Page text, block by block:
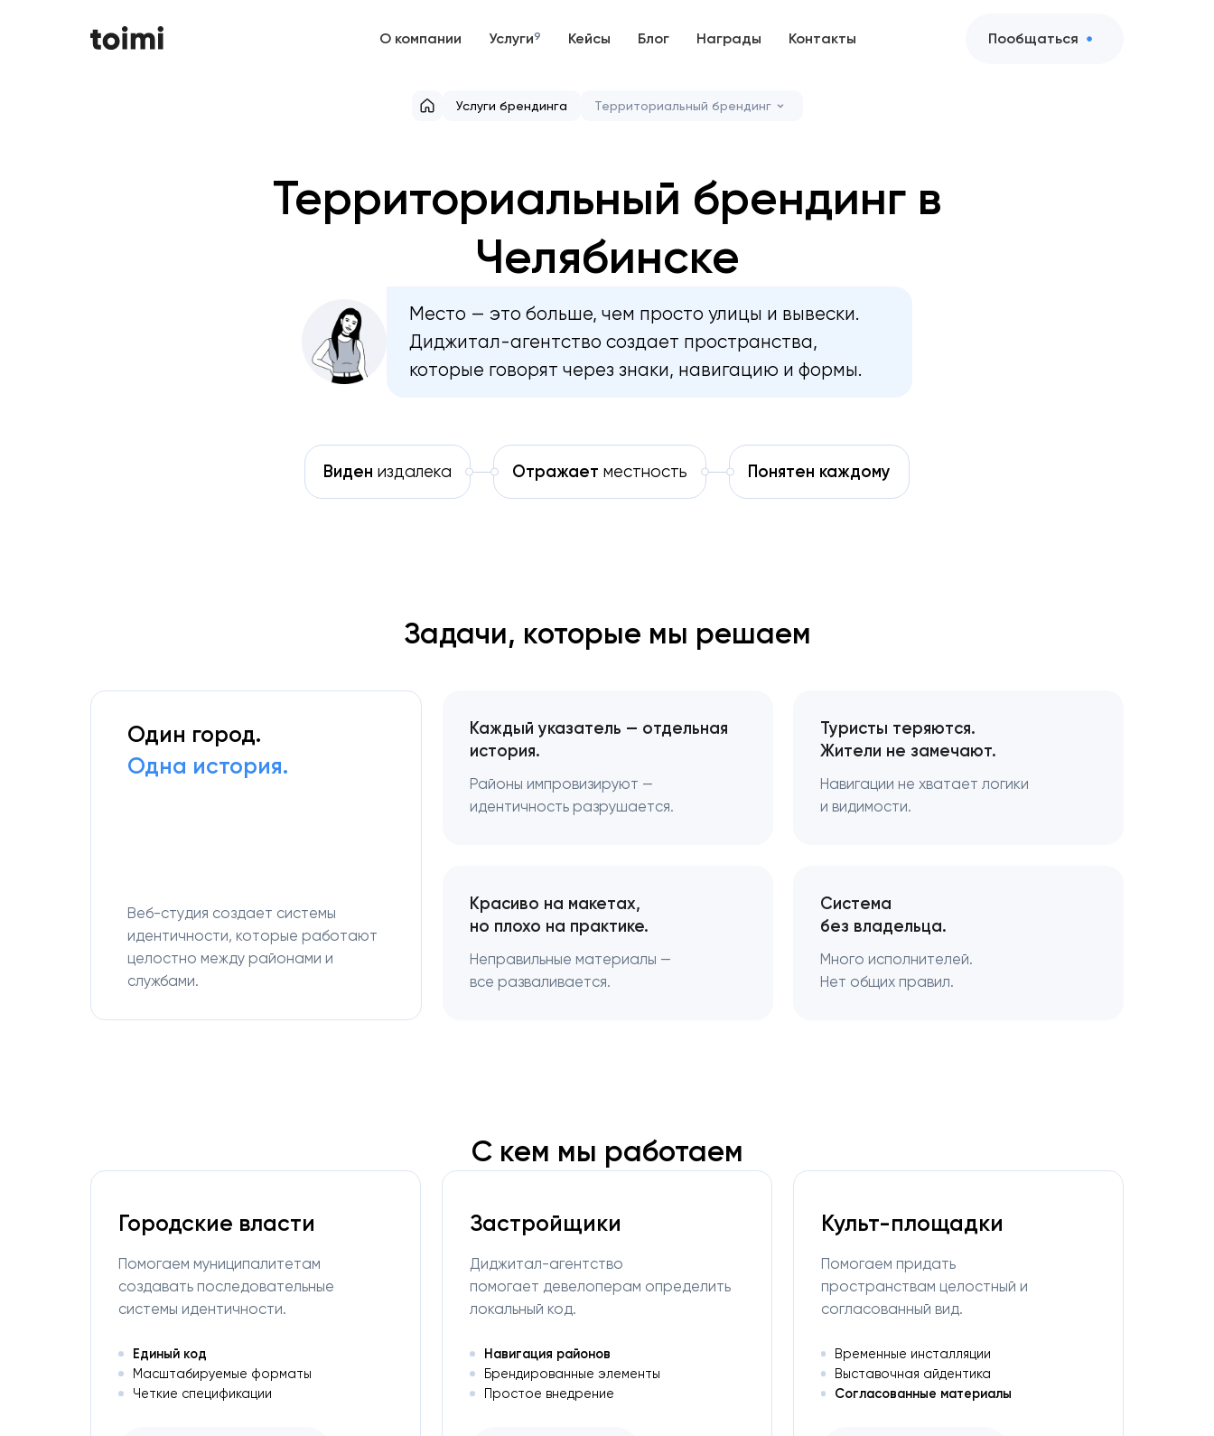
О компании Услуги9 Кейсы Блог Награды Контакты Пообщаться
Услуги брендинга Территориальный брендинг
Территориальный брендинг в
Челябинске
Место — это больше, чем просто улицы и вывески.
Диджитал-агентство создает пространства,
которые говорят через знаки, навигацию и формы.
Виден издалека Отражает местность Понятен каждому
Задачи, которые мы решаем
Один город.
Одна история.
Веб-студия создает системы
идентичности, которые работают
целостно между районами и
службами.
Каждый указатель — отдельная
история.
Районы импровизируют —
идентичность разрушается.
Туристы теряются.
Жители не замечают.
Навигации не хватает логики
и видимости.
Красиво на макетах,
но плохо на практике.
Неправильные материалы —
все разваливается.
Система
без владельца.
Много исполнителей.
Нет общих правил.
С кем мы работаем
Городские власти
Помогаем муниципалитетам
создавать последовательные
системы идентичности.
Единый код
Масштабируемые форматы
Четкие спецификации
Застройщики
Диджитал-агентство
помогает девелоперам определить
локальный код.
Навигация районов
Брендированные элементы
Простое внедрение
Культ-площадки
Помогаем придать
пространствам целостный и
согласованный вид.
Временные инсталляции
Выставочная айдентика
Согласованные материалы